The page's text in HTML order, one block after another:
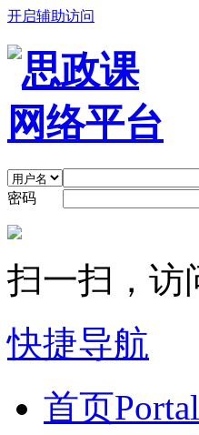
开启辅助访问
密码
扫一扫，访
快捷导航
首页Portal